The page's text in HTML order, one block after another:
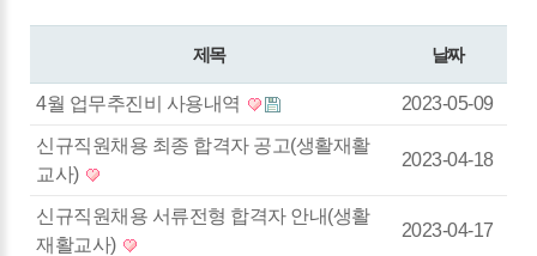
제목 날짜
4월 업무추진비 사용내역 2023-05-09
신규직원채용 최종 합격자 공고(생활재활
교사)
2023-04-18
신규직원채용 서류전형 합격자 안내(생활
재활교사)
2023-04-17